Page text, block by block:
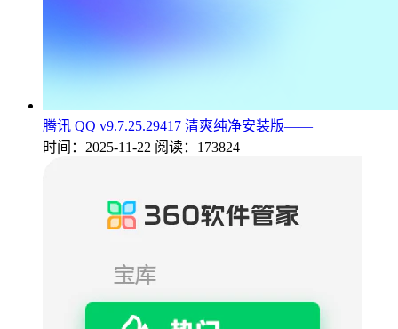
腾讯 QQ v9.7.25.29417 清爽纯净安装版——
时间：2025-11-22 阅读：173824